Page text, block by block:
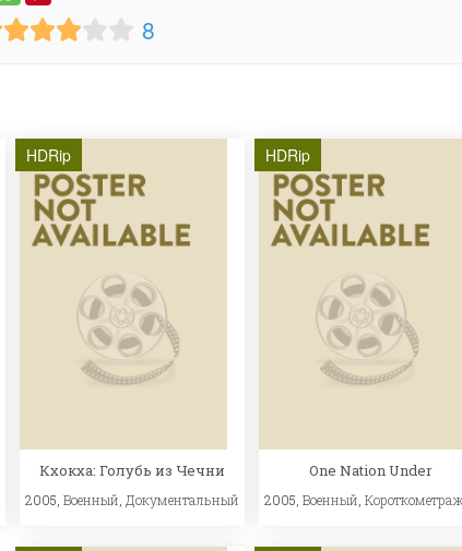
8
HDRip
Кхокха: Голубь из Чечни
2005, Военный Документальный
HDRip
One Nation Under
2005, Военный